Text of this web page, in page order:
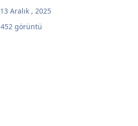
13 Aralık , 2025
452 görüntü